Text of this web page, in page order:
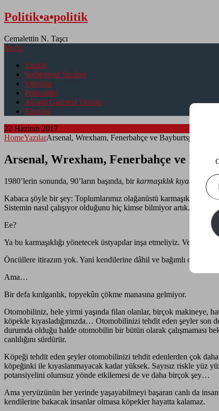
Skip
to
Politik•a•politik
Cemalettin N. Taşcı
Menu
Yazılar
Serbestiyet Yazıları
Videolar
Podcastler
Akşam Gazetesi Yazıları
Kitaplar
22 Haziran 2017
HomeYazılarArsenal, Wrexham, Fenerbahçe ve Bayburtspor
Arsenal, Wrexham, Fenerbahçe ve
1980’lerin sonunda, 90’ların başında, birkarmaşıklık kıyameti
Kabaca şöyle bir şey: Toplumlarımız olağanüstü karmaşıklaştı ve
Sistemin nasıl çalışıyor olduğunu hiç kimse bilmiyor artık. Bu
Ee?
Ya bu karmaşıklığı yönetecek üstyapılar inşa etmeliyiz. Veya
Öncüllere itirazım yok. Yani kendilerine dâhil ve bağımlı
Ama…
Bir defa kırılganlık, topyekûn çökme manasına gelmiyor.
Otomobiliniz, hele yirmi yaşında filan olanlar, birçok makineye,
köpekle kıyasladığımızda… Otomobilinizi tehdit eden şeyler son
durumda olduğu halde otomobilin bir bütün olarak çalışmaması
canlılığını sürdürür.
Köpeği tehdit eden şeyler otomobilinizi tehdit edenlerden çok
köpeğinki ile kıyaslanmayacak kadar yüksek. Sayısız riskle yüz
potansiyelini olumsuz yönde etkilemesi de ve daha birçok şey…
Ama yeryüzünün her yerinde yaşayabilmeyi başaran canlı da
kendilerine bakacak insanlar olmasa köpekler hayatta kalamaz.
E-